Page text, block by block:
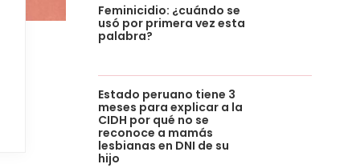
Feminicidio: ¿cuándo se
usó por primera vez esta
palabra?
Estado peruano tiene 3
meses para explicar a la
CIDH por qué no se
reconoce a mamás
lesbianas en DNI de su
hijo